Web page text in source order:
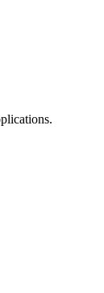
.